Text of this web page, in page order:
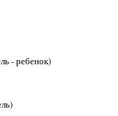
- ребенок)
)